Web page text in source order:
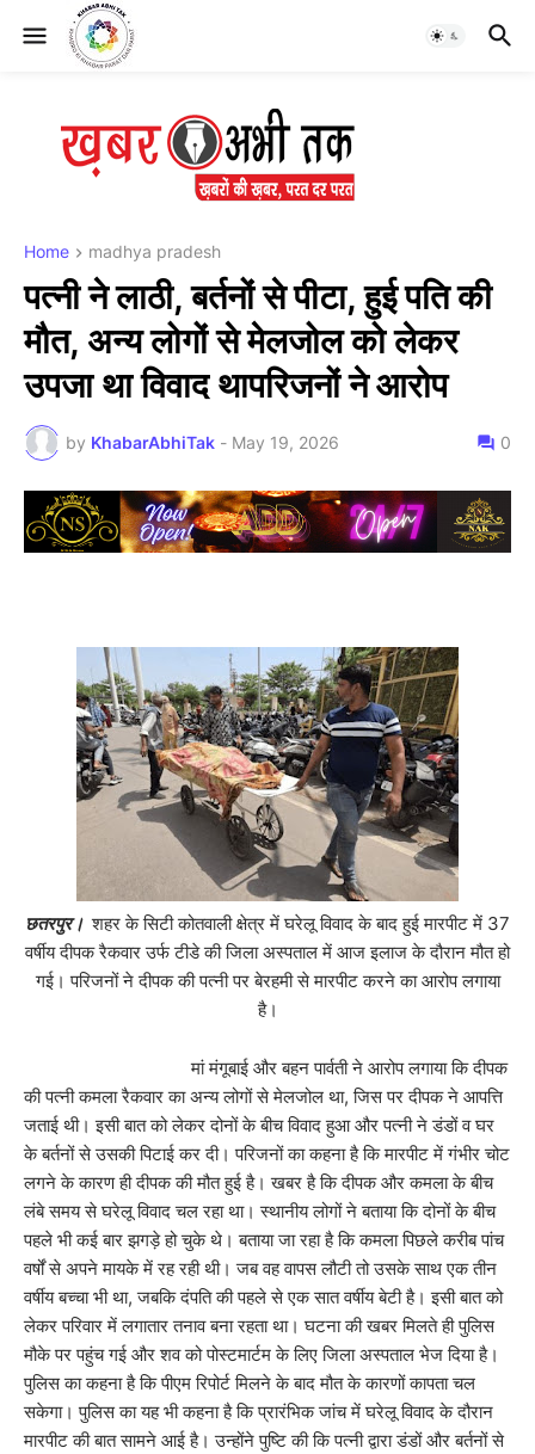
Home madhya pradesh
पत्नी ने लाठी, बर्तनों से पीटा, हुई पति की
मौत, अन्य लोगों से मेलजोल को लेकर
उपजा था विवाद थापरिजनों ने आरोप
by KhabarAbhiTak - May 19, 2026 0
छतरपुर। शहर के सिटी कोतवाली क्षेत्र में घरेलू विवाद के बाद हुई मारपीट में 37
वर्षीय दीपक रैकवार उर्फ टीडे की जिला अस्पताल में आज इलाज के दौरान मौत हो
गई। परिजनों ने दीपक की पत्नी पर बेरहमी से मारपीट करने का आरोप लगाया
है।
मां मंगूबाई और बहन पार्वती ने आरोप लगाया कि दीपक
की पत्नी कमला रैकवार का अन्य लोगों से मेलजोल था, जिस पर दीपक ने आपत्ति
जताई थी। इसी बात को लेकर दोनों के बीच विवाद हुआ और पत्नी ने डंडों व घर
के बर्तनों से उसकी पिटाई कर दी। परिजनों का कहना है कि मारपीट में गंभीर चोट
लगने के कारण ही दीपक की मौत हुई है। खबर है कि दीपक और कमला के बीच
लंबे समय से घरेलू विवाद चल रहा था। स्थानीय लोगों ने बताया कि दोनों के बीच
पहले भी कई बार झगड़े हो चुके थे। बताया जा रहा है कि कमला पिछले करीब पांच
वर्षों से अपने मायके में रह रही थी। जब वह वापस लौटी तो उसके साथ एक तीन
वर्षीय बच्चा भी था, जबकि दंपति की पहले से एक सात वर्षीय बेटी है। इसी बात को
लेकर परिवार में लगातार तनाव बना रहता था। घटना की खबर मिलते ही पुलिस
मौके पर पहुंच गई और शव को पोस्टमार्टम के लिए जिला अस्पताल भेज दिया है।
पुलिस का कहना है कि पीएम रिपोर्ट मिलने के बाद मौत के कारणों कापता चल
सकेगा। पुलिस का यह भी कहना है कि प्रारंभिक जांच में घरेलू विवाद के दौरान
मारपीट की बात सामने आई है। उन्होंने पुष्टि की कि पत्नी द्वारा डंडों और बर्तनों से